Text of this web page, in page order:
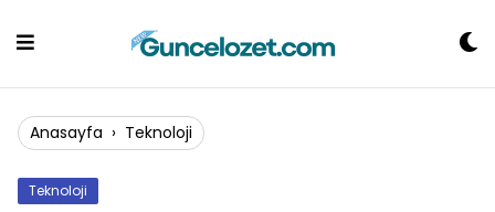
Anasayfa › Teknoloji
Teknoloji